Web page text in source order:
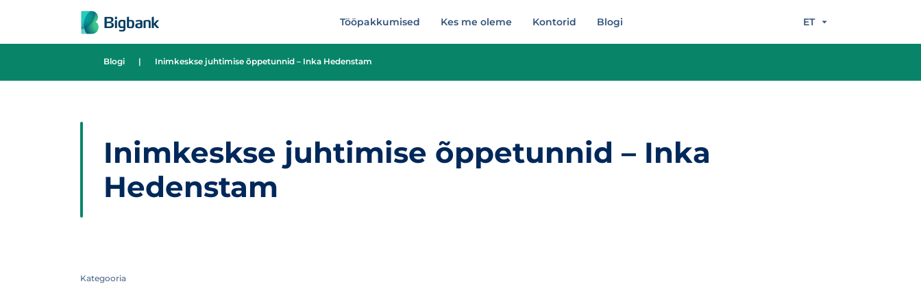
Liigu edasi põhisisu juurde
Tööpakkumised Kes me oleme Kontorid Blogi ET
Blogi | Inimkeskse juhtimise õppetunnid – Inka Hedenstam
Inimkeskse juhtimise õppetunnid – Inka
Hedenstam
Kategooria